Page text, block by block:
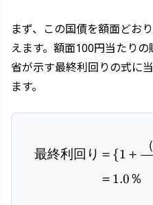
まず、この国債を額面どお
えます。額面100円当たり
省が示す最終利回りの式に
ます。
最終利回り ＝ {1 ＋
（
＝ 1.0％